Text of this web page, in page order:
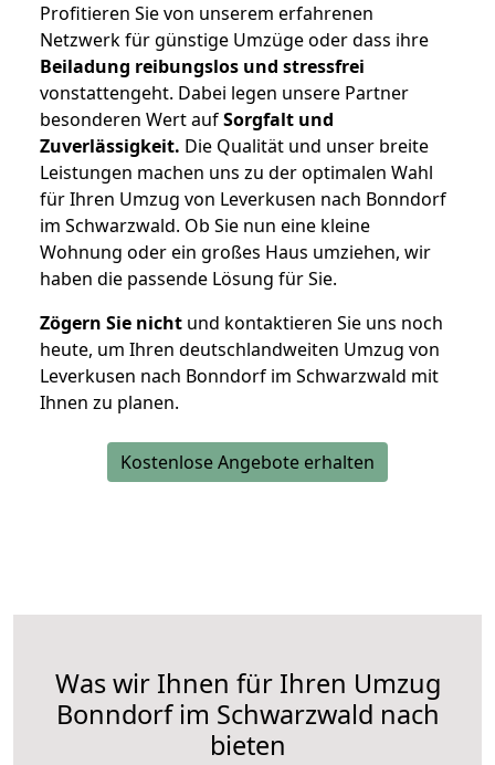
Profitieren Sie von unserem erfahrenen
Netzwerk für günstige Umzüge oder dass ihre
Beiladung reibungslos und stressfrei
vonstattengeht. Dabei legen unsere Partner
besonderen Wert aufSorgfalt und
Zuverlässigkeit. Die Qualität und unser breite
Leistungen machen uns zu der optimalen Wahl
für Ihren Umzug von Leverkusen nach Bonndorf
im Schwarzwald. Ob Sie nun eine kleine
Wohnung oder ein großes Haus umziehen, wir
haben die passende Lösung für Sie.
Zögern Sie nicht und kontaktieren Sie uns noch
heute, um Ihren deutschlandweiten Umzug von
Leverkusen nach Bonndorf im Schwarzwald mit
Ihnen zu planen.
Kostenlose Angebote erhalten
Was wir Ihnen für Ihren Umzug
Bonndorf im Schwarzwald nach
bieten